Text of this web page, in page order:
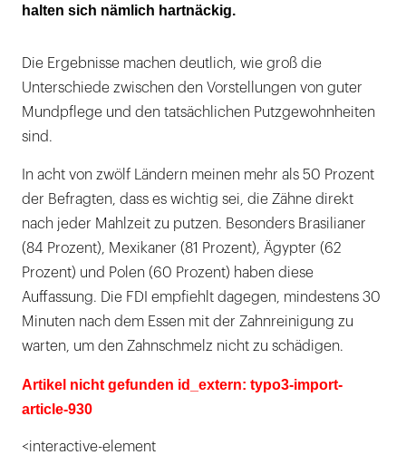
halten sich nämlich hartnäckig.
Die Ergebnisse machen deutlich, wie groß die
Unterschiede zwischen den Vorstellungen von guter
Mundpflege und den tatsächlichen Putzgewohnheiten
sind.
In acht von zwölf Ländern meinen mehr als 50 Prozent
der Befragten, dass es wichtig sei, die Zähne direkt
nach jeder Mahlzeit zu putzen. Besonders Brasilianer
(84 Prozent), Mexikaner (81 Prozent), Ägypter (62
Prozent) und Polen (60 Prozent) haben diese
Auffassung. Die FDI empfiehlt dagegen, mindestens 30
Minuten nach dem Essen mit der Zahnreinigung zu
warten, um den Zahnschmelz nicht zu schädigen.
Artikel nicht gefunden id_extern: typo3-import-
article-930
<interactive-element